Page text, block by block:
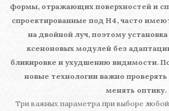
формы, отражающих поверхностей и
спроектированные под H4, часто
на двойной луч, поэтому
ксеноновых модулей без
бликировке и ухудшению видимости.
новые технологии важно
менять оптику.
Три важных параметра при выборе